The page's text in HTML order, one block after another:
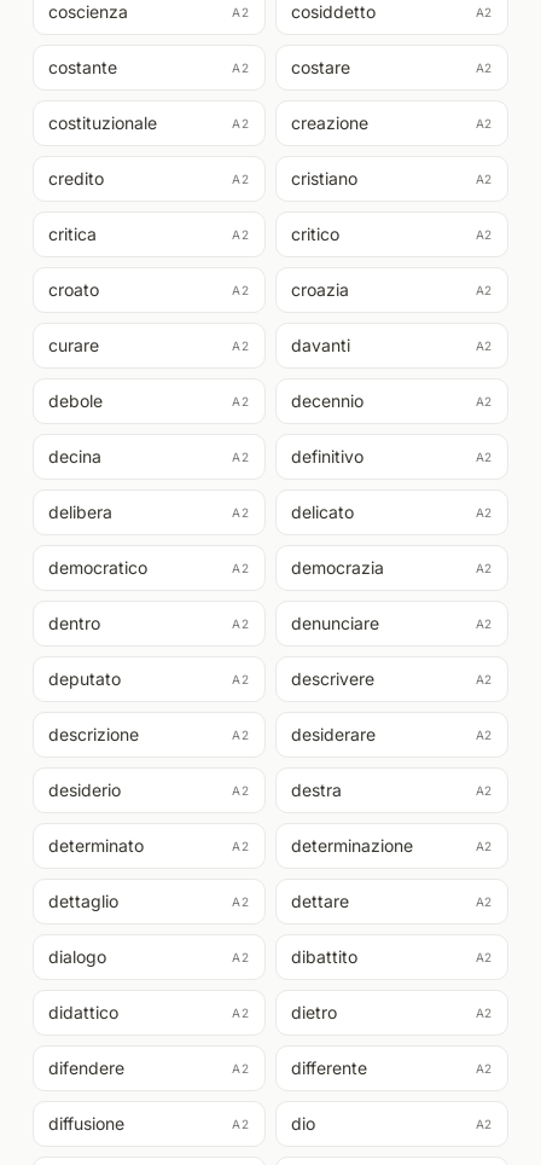
coscienza A2 cosiddetto A2
costante A2 costare A2
costituzionale A2 creazione A2
credito A2 cristiano A2
critica A2 critico A2
croato A2 croazia A2
curare A2 davanti A2
debole A2 decennio A2
decina A2 definitivo A2
delibera A2 delicato A2
democratico A2 democrazia A2
dentro A2 denunciare A2
deputato A2 descrivere A2
descrizione A2 desiderare A2
desiderio A2 destra A2
determinato A2 determinazione A2
dettaglio A2 dettare A2
dialogo A2 dibattito A2
didattico A2 dietro A2
difendere A2 differente A2
diffusione A2 dio A2